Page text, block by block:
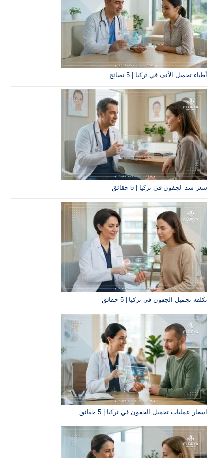
أطباء تجميل الأنف في تركيا | 5 نصائح
سعر شد الجفون في تركيا | 5 حقائق
تكلفة تجميل الجفون في تركيا | 5 حقائق
اسعار عمليات تجميل الجفون في تركيا | 5 حقائق